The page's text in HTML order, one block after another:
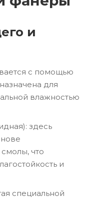
и
с помощью
для
влажностью
здесь
что
и
специальной